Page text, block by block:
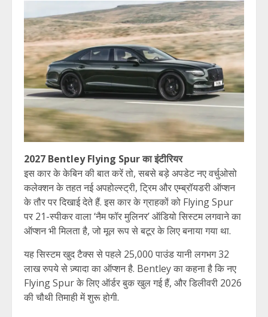
2027 Bentley Flying Spur का इंटीरियर
इस कार के केबिन की बात करें तो, सबसे बड़े अपडेट नए वर्चुओसो
कलेक्शन के तहत नई अपहोल्स्ट्री, ट्रिम और एम्ब्रॉयडरी ऑप्शन
के तौर पर दिखाई देते हैं. इस कार के ग्राहकों को Flying Spur
पर 21-स्पीकर वाला ‘नैम फॉर मुलिनर’ ऑडियो सिस्टम लगवाने का
ऑप्शन भी मिलता है, जो मूल रूप से बटूर के लिए बनाया गया था.
यह सिस्टम खुद टैक्स से पहले 25,000 पाउंड यानी लगभग 32
लाख रुपये से ज़्यादा का ऑप्शन है. Bentley का कहना है कि नए
Flying Spur के लिए ऑर्डर बुक खुल गई हैं, और डिलीवरी 2026
की चौथी तिमाही में शुरू होगी.